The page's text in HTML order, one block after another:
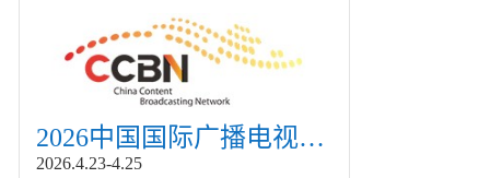
2026中国国际广播电视信息网络展览会展
2026.4.23-4.25